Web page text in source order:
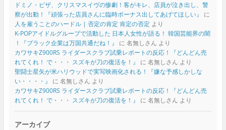
ドミノ・ピザ、クリスマスイヴの惨劇！客がキレ、店員が泣き出し、警
察が出動！『頑張った店員さんに臨時ボーナス出してあげてほしい』
に
人を雇うことのハードル | 否定の肯定 肯定の否定 より
K-POPアイドルグループで活動した 日本人女性が語る！ 韓国芸能界の闇
！『ブラック企業は万国共通だね！』
に 名無しさん より
カワサキZ900RS ライダースクラブ試乗レポートの反応！『どんどん売
れてくれ！ で・・・ スズキが刀の復活を！』
に 名無しさん より
聖闘士星矢が米ハリウッドで実写映画化される！『嫌な予感しかしな
い・・・・』
に 名無しさん より
カワサキZ900RS ライダースクラブ試乗レポートの反応！『どんどん売
れてくれ！ で・・・ スズキが刀の復活を！』
に 名無しさん より
アーカイブ